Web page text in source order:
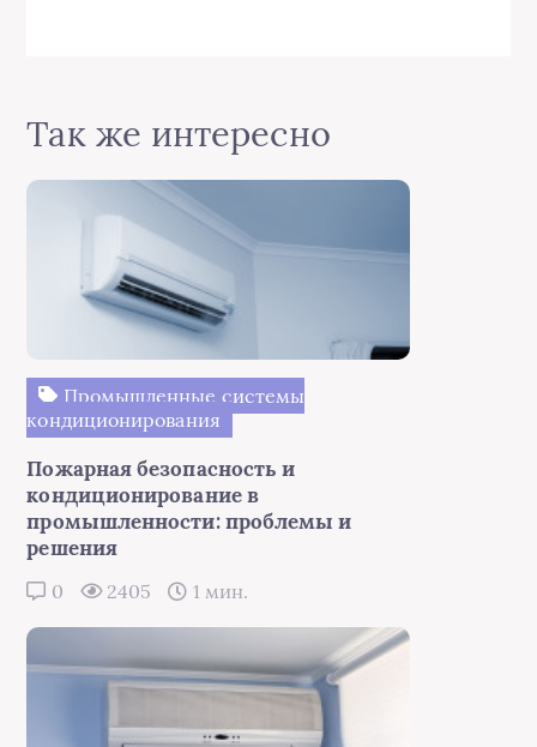
Так же интересно
Промышленные системы
кондиционирования
Пожарная безопасность и
кондиционирование в
промышленности: проблемы и
решения
0 2405 1 мин.